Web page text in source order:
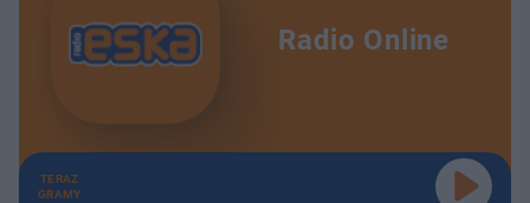
Radio Online
TERAZ
GRAMY